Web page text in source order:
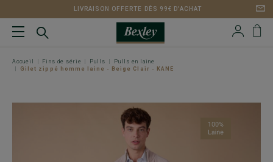
LIVRAISON OFFERTE DÈS 99€ D'ACHAT
Accueil Fins de série Pulls
Pulls en laine
Gilet zippé homme laine - Beige Clair - KANE